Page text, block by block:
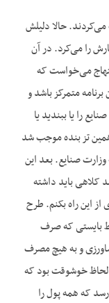
حالا دلیلش
را می‌کرد. در آن
می‌خواست که
متمرکز باشد و
را یا ببندید یا
تز بنده موجب شد
صنایع. بعد این
کلاهی باید داشته
این راه بکنم. طرح
بایستی که صرف
و به هیچ مصرف
لحاظ خوشوقت بود که
که همه پول را